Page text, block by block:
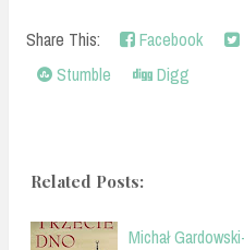
Share This: Facebook
Stumble
Digg
Related Posts:
Michał